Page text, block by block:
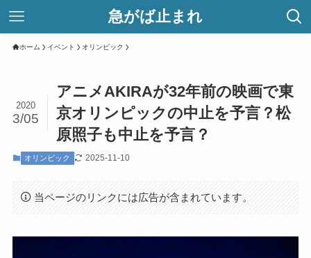
急がば止まれ
ホーム イベント オリンピック
アニメAKIRAが32年前の映画で東
京オリンピックの中止を予言？松
原照子も中止を予言？
2020
3/05
オリンピック 2025-11-10
当ページのリンクには広告が含まれています。